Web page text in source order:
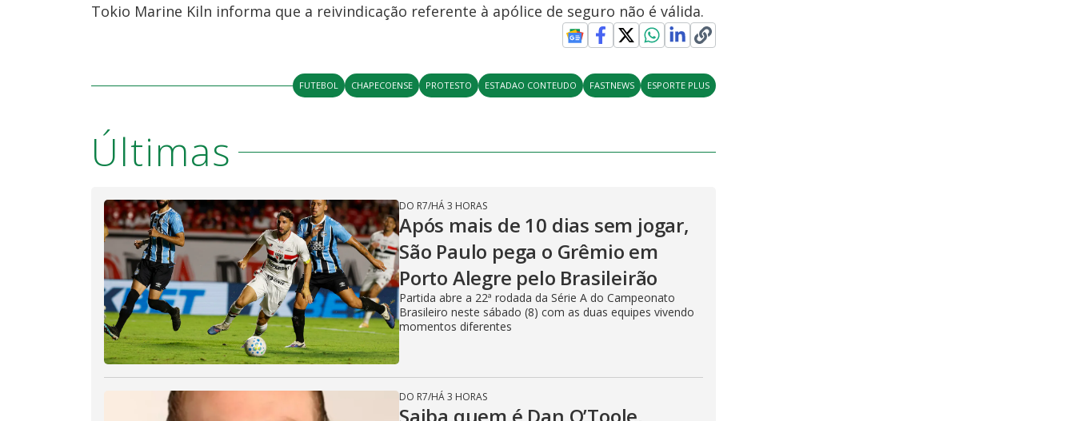
Tokio Marine Kiln informa que a reivindicação referente à apólice de seguro não é válida.
FUTEBOL CHAPECOENSE PROTESTO ESTADAO CONTEUDO FASTNEWS ESPORTE PLUS
Últimas
DO R7/HÁ 3 HORAS
Após mais de 10 dias sem jogar,
São Paulo pega o Grêmio em
Porto Alegre pelo Brasileirão
Partida abre a 22ª rodada da Série A do Campeonato
Brasileiro neste sábado (8) com as duas equipes vivendo
momentos diferentes
DO R7/HÁ 3 HORAS